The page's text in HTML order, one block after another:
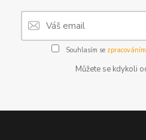
Souhlasím se
Můžete se kdykoli